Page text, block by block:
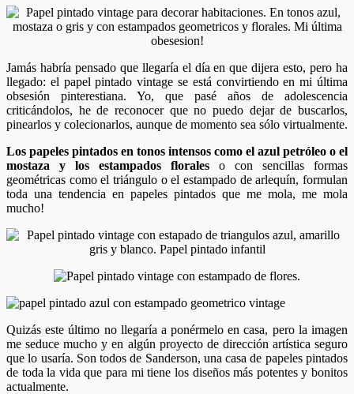
Jamás habría pensado que llegaría el día en que dijera esto, pero ha
llegado: el papel pintado vintage se está convirtiendo en mi última
obsesión pinterestiana. Yo, que pasé años de adolescencia
criticándolos, he de reconocer que no puedo dejar de buscarlos,
pinearlos y colecionarlos, aunque de momento sea sólo virtualmente.
Los papeles pintados en tonos intensos como el azul petróleo o el
mostaza y los estampados florales o con sencillas formas
geométricas como el triángulo o el estampado de arlequín, formulan
toda una tendencia en papeles pintados que me mola, me mola
mucho!
Quizás este último no llegaría a ponérmelo en casa, pero la imagen
me seduce mucho y en algún proyecto de dirección artística seguro
que lo usaría. Son todos de Sanderson, una casa de papeles pintados
de toda la vida que para mi tiene los diseños más potentes y bonitos
actualmente.